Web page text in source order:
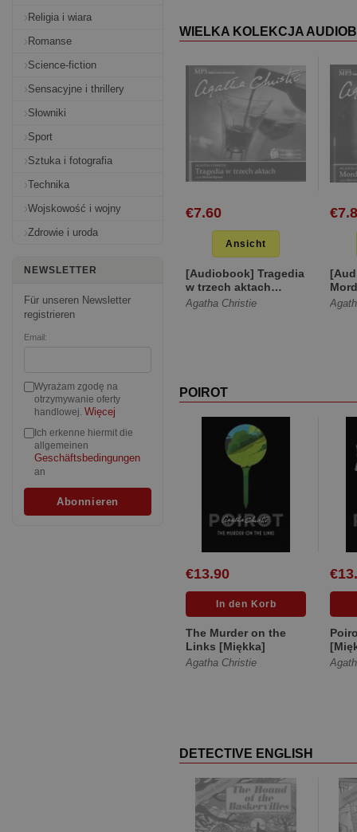
Religia i wiara
Romanse
Science-fiction
Sensacyjne i thrillery
Słowniki
Sport
Sztuka i fotografia
Technika
Wojskowość i wojny
Zdrowie i uroda
NEWSLETTER
Für unseren Newsletter
registrieren
Email:
Wyrażam zgodę na
otrzymywanie oferty
handlowej. Więcej
Ich erkenne hiermit die
allgemeinen
Geschäftsbedingungen
an
WIELKA KOLEKCJA
€7.60
Ansicht
[Audiobook] Tragedia
w trzech aktach
[Twarda]
Agatha Christie
się…
POIROT
€13.90
The Murder on the
Links [Miękka]
Agatha Christie
DETECTIVE ENGLISH